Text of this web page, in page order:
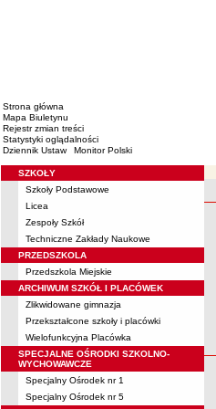
Strona główna
Mapa Biuletynu
Rejestr zmian treści
Statystyki oglądalności
Dziennik Ustaw
Monitor Polski
Menu
SZKOŁY
Szkoły Podstawowe
Licea
Zespoły Szkół
Techniczne Zakłady Naukowe
PRZEDSZKOLA
Przedszkola Miejskie
ARCHIWUM SZKÓŁ I PLACÓWEK
Zlikwidowane gimnazja
Przekształcone szkoły i placówki
Wielofunkcyjna Placówka
SPECJALNE OŚRODKI SZKOLNO-
WYCHOWAWCZE
Specjalny Ośrodek nr 1
Specjalny Ośrodek nr 5